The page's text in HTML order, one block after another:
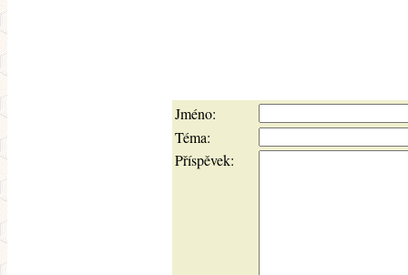
Jméno:
Téma:
Příspěvek: